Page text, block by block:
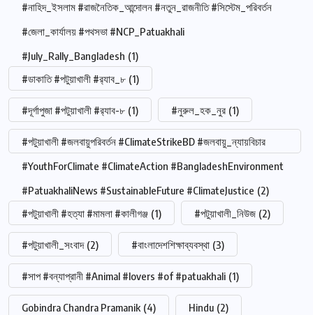
#নাহিদ_ইসলাম #রাজনৈতিক_আন্দোলন #নতুন_রাজনীতি #সিস্টেম_পরিবর্তন
#জেলা_কার্যালয় #পথসভা #NCP_Patuakhali
#July_Rally_Bangladesh (1)
#ডাকাতি #পটুয়াখালী #র‍্যাব_৮ (1)
#দূর্গাপুজা #পটুয়াখালী #র‍্যাব-৮ (1) #নুরুল_হক_নুর (1)
#পটুয়াখালী #জলবায়ুপরিবর্তন #ClimateStrikeBD #জলবায়ু_ন্যায়বিচার
#YouthForClimate #ClimateAction #BangladeshEnvironment
#PatuakhaliNews #SustainableFuture #ClimateJustice (2)
#পটুয়াখালী #হত্যা #মামলা #কালীগঞ্জ (1) #পটুয়াখালী_নিউজ (2)
#পটুয়াখালী_সংবাদ (2) #বাংলাদেশশিক্ষাব্যবস্থা (3)
#সাপ #বন্যাপ্রানী #Animal #lovers #of #patuakhali (1)
Gobindra Chandra Pramanik (4) Hindu (2)